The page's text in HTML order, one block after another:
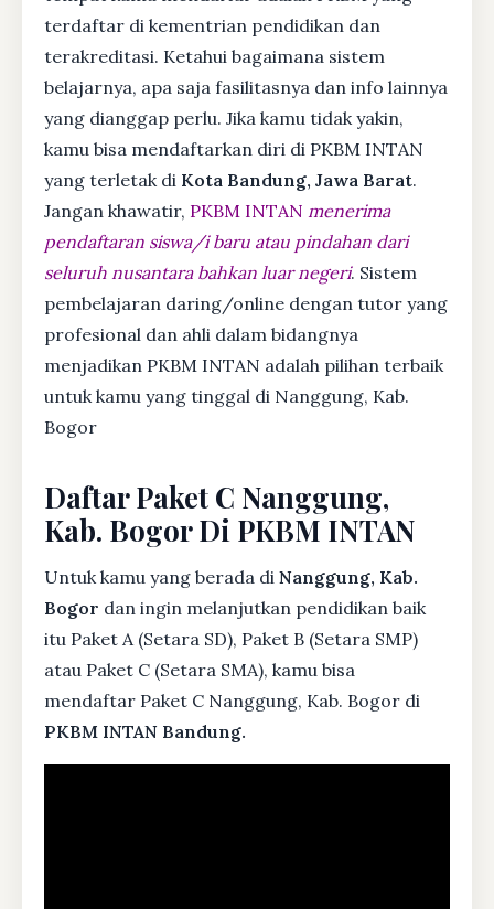
terdaftar di kementrian pendidikan dan
terakreditasi. Ketahui bagaimana sistem
belajarnya, apa saja fasilitasnya dan info lainnya
yang dianggap perlu. Jika kamu tidak yakin,
kamu bisa mendaftarkan diri di PKBM INTAN
yang terletak di Kota Bandung, Jawa Barat.
Jangan khawatir, PKBM INTAN menerima
pendaftaran siswa/i baru atau pindahan dari
seluruh nusantara bahkan luar negeri. Sistem
pembelajaran daring/online dengan tutor yang
profesional dan ahli dalam bidangnya
menjadikan PKBM INTAN adalah pilihan terbaik
untuk kamu yang tinggal di Nanggung, Kab.
Bogor
Daftar Paket C Nanggung,
Kab. Bogor Di PKBM INTAN
Untuk kamu yang berada di Nanggung, Kab.
Bogor dan ingin melanjutkan pendidikan baik
itu Paket A (Setara SD), Paket B (Setara SMP)
atau Paket C (Setara SMA), kamu bisa
mendaftar Paket C Nanggung, Kab. Bogor di
PKBM INTAN Bandung.